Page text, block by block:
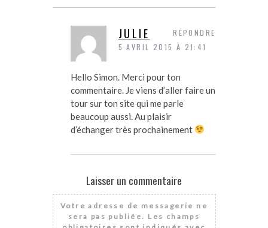
JULIE
5 AVRIL 2015 À 21:41
Hello Simon. Merci pour ton
commentaire. Je viens d’aller faire un
tour sur ton site qui me parle
beaucoup aussi. Au plaisir
d’échanger très prochainement
RÉPONDRE
Laisser un commentaire
Votre adresse de messagerie ne
sera pas publiée. Les champs